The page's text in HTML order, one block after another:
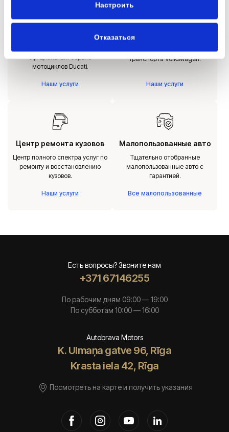
Настроить
Отказаться
Авторизированный сервис и
для автомобилей CUPRA, SEAT,
мотоциклов Ducati.
Наши услуги
Сервисный центр
Volkswagen
обслуживание легковых
транспорта Volkswagen.
Наши услуги
Центр ремонта кузовов
Центр полного спектра услуг по
ремонту и восстановлению
кузовов.
Наши услуги
Малопользованные авто
Тщательно отобранные
малопользованные авто с
гарантией.
Все малопользованные
Есть вопросы? Звоните нам
+371 67146255
По рабочим дням 09:00 — 19:00
По субботам 10:00 — 16:00
Autobrava Motors
K. Ulmaņa gatve 96, Rīga
Krasta iela 42, Rīga
Посмотреть на карте и получить указания